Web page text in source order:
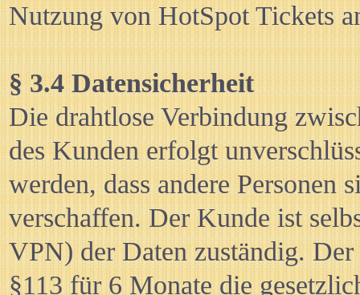
Nutzung von HotSpot Tickets
§ 3.4 Datensicherheit
Die drahtlose Verbindung
des Kunden erfolgt
werden, dass andere
verschaffen. Der Kunde ist
VPN) der Daten zuständig.
§113 für 6 Monate die